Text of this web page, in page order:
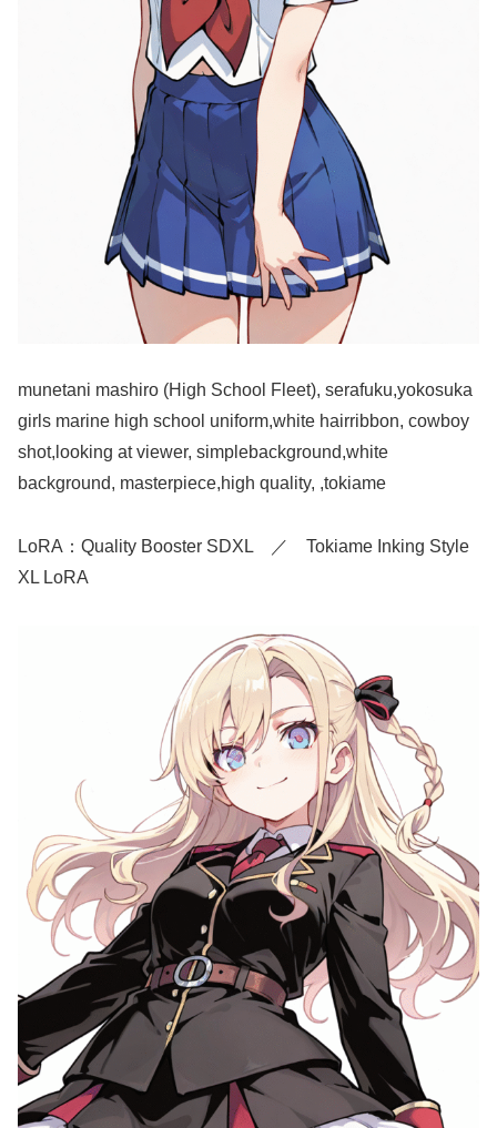
munetani mashiro (High School Fleet), serafuku,yokosuka
girls marine high school uniform,white hairribbon, cowboy
shot,looking at viewer, simplebackground,white
background, masterpiece,high quality, ,tokiame
LoRA：Quality Booster SDXL ／ Tokiame Inking Style
XL LoRA